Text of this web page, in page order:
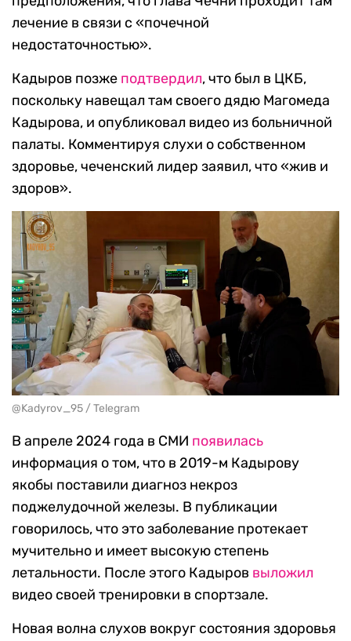
лечение в связи с «почечной
недостаточностью».
Кадыров позже подтвердил, что был в ЦКБ,
поскольку навещал там своего дядю Магомеда
Кадырова, и опубликовал видео из больничной
палаты. Комментируя слухи о собственном
здоровье, чеченский лидер заявил, что «жив и
здоров».
@Kadyrov_95 / Telegram
В апреле 2024 года в СМИ появилась
информация о том, что в 2019-м Кадырову
якобы поставили диагноз некроз
поджелудочной железы. В публикации
говорилось, что это заболевание протекает
мучительно и имеет высокую степень
летальности. После этого Кадыров выложил
видео своей тренировки в спортзале.
Новая волна слухов вокруг состояния здоровья